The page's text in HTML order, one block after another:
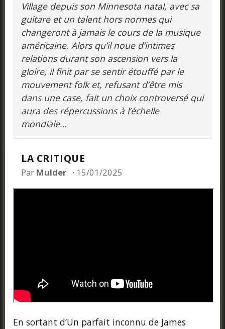
Village depuis son Minnesota natal, avec sa
guitare et un talent hors normes qui
changeront à jamais le cours de la musique
américaine. Alors qu’il noue d’intimes
relations durant son ascension vers la
gloire, il finit par se sentir étouffé par le
mouvement folk et, refusant d’être mis
dans une case, fait un choix controversé qui
aura des répercussions à l’échelle
mondiale…
LA CRITIQUE
Par Mulder 15/01/2025
En sortant d’Un parfait inconnu de James